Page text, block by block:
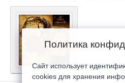
Политика
Сайт использует
cookies для хранения